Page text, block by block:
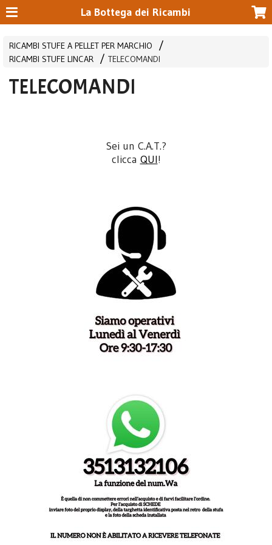
La Bottega dei Ricambi
RICAMBI STUFE A PELLET PER MARCHIO
RICAMBI STUFE LINCAR
TELECOMANDI
TELECOMANDI
Sei un C.A.T.?
clicca QUI!